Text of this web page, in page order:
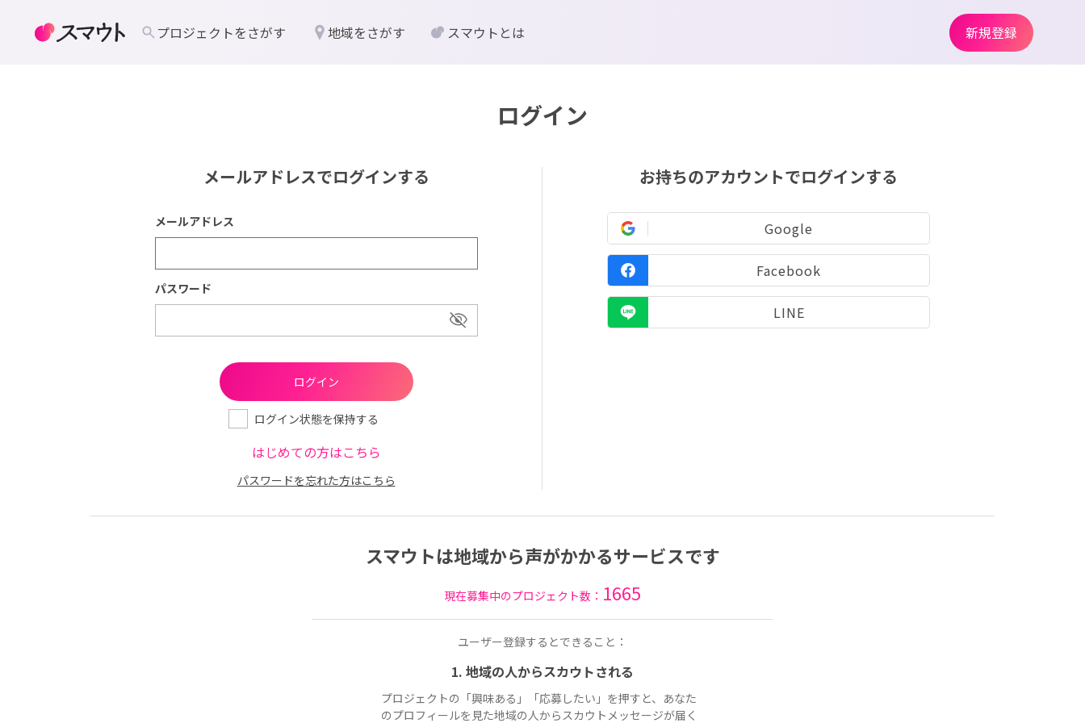
ログイン
メールアドレスでログインする
メールアドレス
パスワード
ログイン状態を保持する
はじめての方はこちら
パスワードを忘れた方はこちら
お持ちのアカウントでログインする
Google
Facebook
LINE
スマウトは地域から声がかかるサービスです
現在募集中のプロジェクト数： 1665
ユーザー登録するとできること：
1. 地域の人からスカウトされる
プロジェクトの「興味ある」「応募したい」を押すと、あなた
のプロフィールを見た地域の人からスカウトメッセージが届く
プロジェクトをさがす 地域をさがす スマウトとは 新規登録